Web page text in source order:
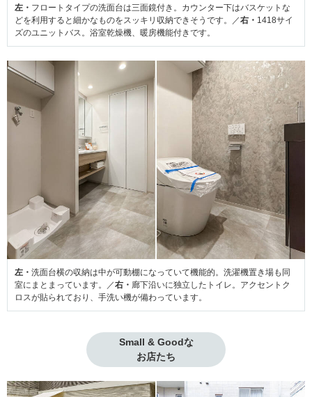
左・ フロートタイプの洗面台は三面鏡付き。カウンター下はバスケットな
どを利用すると細かなものをスッキリ収納できそうです。／右・ 1418サイ
ズのユニットバス。浴室乾燥機、暖房機能付きです。
左・ 洗面台横の収納は中が可動棚になっていて機能的。洗濯機置き場も同
室にまとまっています。／右・ 廊下沿いに独立したトイレ。アクセントク
ロスが貼られており、手洗い機が備わっています。
Small & Goodな
お店たち